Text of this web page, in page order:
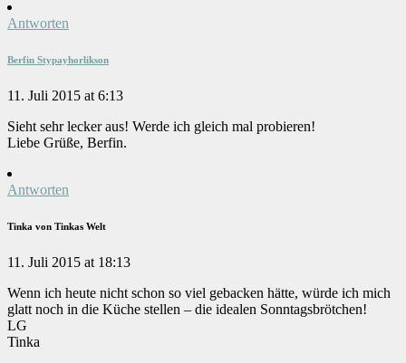
Antworten
Berfin Stypayhorlikson
11. Juli 2015 at 6:13
Sieht sehr lecker aus! Werde ich gleich mal probieren!
Liebe Grüße, Berfin.
Antworten
Tinka von Tinkas Welt
11. Juli 2015 at 18:13
Wenn ich heute nicht schon so viel gebacken hätte, würde ich mich
glatt noch in die Küche stellen – die idealen Sonntagsbrötchen!
LG
Tinka